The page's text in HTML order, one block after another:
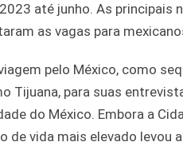
até junho. As principais
as vagas para
pelo México, como
Tijuana, para suas
do México. Embora a
de vida mais elevado